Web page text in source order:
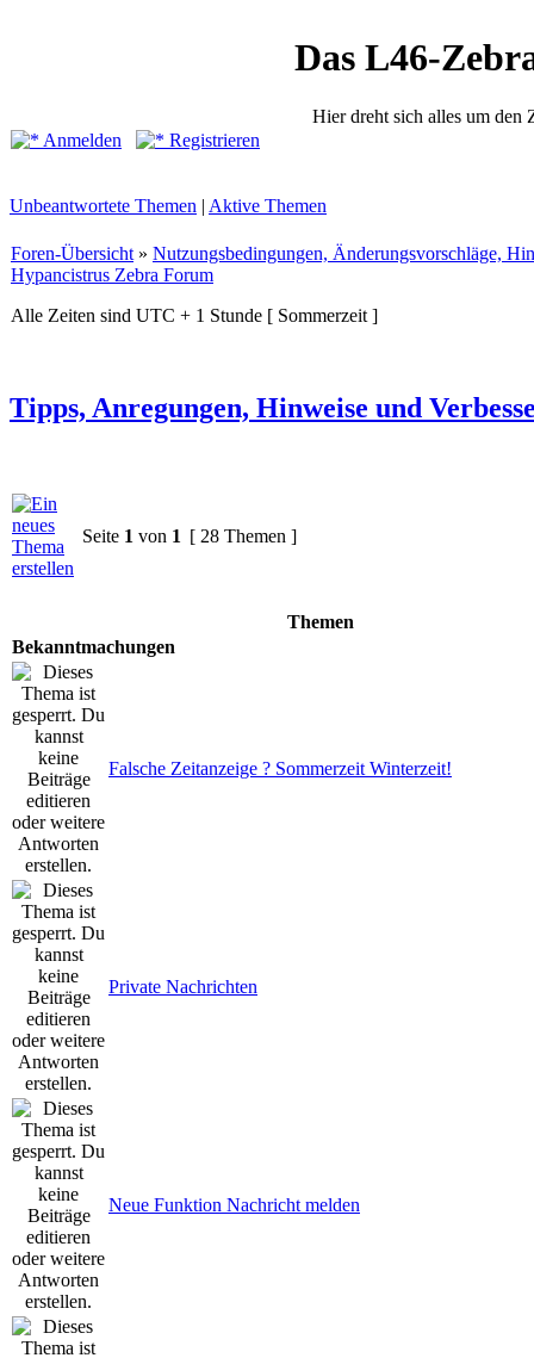
Das L46-
Hier dreht sich alles um den
Anmelden
Registrieren
Unbeantwortete Themen | Aktive Themen
Foren-Übersicht » Nutzungsbedingungen, Änderungsvorschläge,
Hypancistrus Zebra Forum
Alle Zeiten sind UTC + 1 Stunde [ Sommerzeit ]
Tipps, Anregungen, Hinweise und
Seite 1 von 1 [ 28 Themen ]
Themen
Bekanntmachungen
Falsche Zeitanzeige ? Sommerzeit Winterzeit!
Private Nachrichten
Neue Funktion Nachricht melden